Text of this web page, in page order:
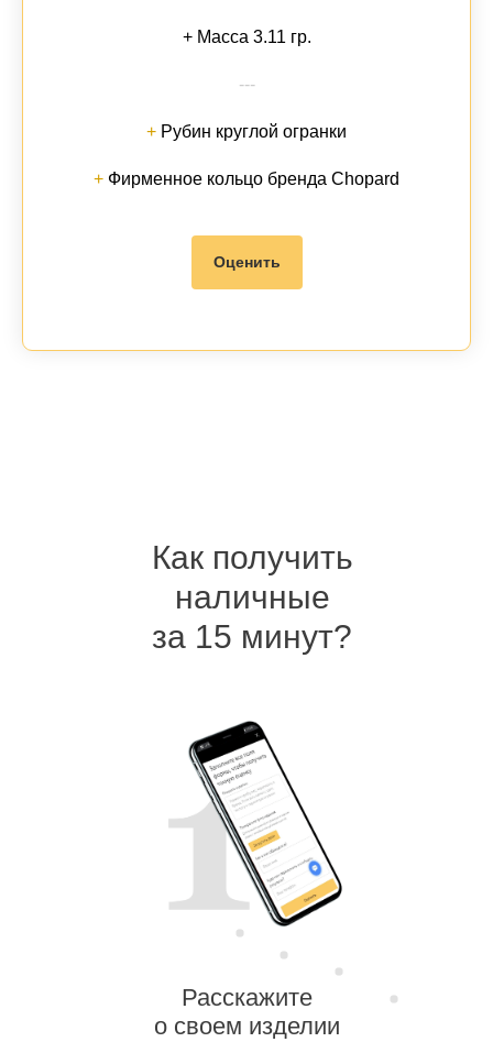
+ Масса 3.11 гр.
---
+ Рубин круглой огранки
+ Фирменное кольцо бренда Chopard
Оценить
Как получить
наличные
за 15 минут?
Расскажите
о своем изделии